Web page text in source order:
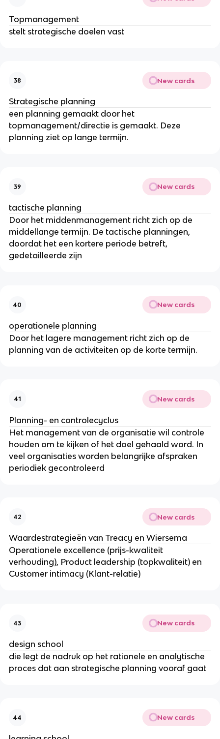
Topmanagement
stelt strategische doelen vast
38 New cards
Strategische planning
een planning gemaakt door het
topmanagement/directie is gemaakt. Deze
planning ziet op lange termijn.
39 New cards
tactische planning
Door het middenmanagement richt zich op de
middellange termijn. De tactische planningen,
doordat het een kortere periode betreft,
gedetailleerde zijn
40 New cards
operationele planning
Door het lagere management richt zich op de
planning van de activiteiten op de korte termijn.
41 New cards
Planning- en controlecyclus
Het management van de organisatie wil controle
houden om te kijken of het doel gehaald word. In
veel organisaties worden belangrijke afspraken
periodiek gecontroleerd
42 New cards
Waardestrategieën van Treacy en Wiersema
Operationele excellence (prijs-kwaliteit
verhouding), Product leadership (topkwaliteit) en
Customer intimacy (Klant-relatie)
43 New cards
design school
die legt de nadruk op het rationele en analytische
proces dat aan strategische planning vooraf gaat
44 New cards